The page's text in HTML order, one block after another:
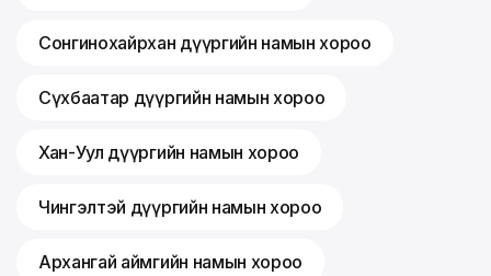
Сонгинохайрхан дүүргийн намын хороо
Сүхбаатар дүүргийн намын хороо
Хан-Уул дүүргийн намын хороо
Чингэлтэй дүүргийн намын хороо
Архангай аймгийн намын хороо